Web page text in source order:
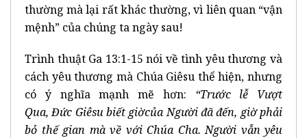
thường mà lại rất khác thường, vì liên quan “vận
mệnh” của chúng ta ngày sau!
Trình thuật Ga 13:1-15 nói về tình yêu thương và
cách yêu thương mà Chúa Giêsu thể hiện, nhưng
có ý nghĩa mạnh mẽ hơn:
“Trước lễ Vượt
Qua, Đức Giêsu biết giờcủa Ngườiđã đến, giờphải
bỏ thế gian mà về với Chúa Cha. Người vẫn yêu